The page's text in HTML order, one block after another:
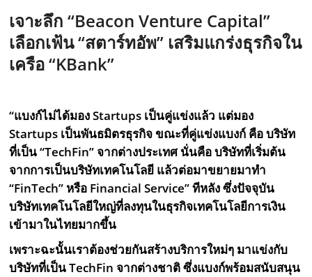
เจาะลึก “Beacon Venture Capital”
เลือกเฟ้น “สตาร์ทอัพ” เสริมแกร่งธุรกิจใน
เครือ “KBank”
“แบงก์ไม่ได้มอง Startups เป็นคู่แข่งแล้ว แต่มอง
Startups เป็นพันธมิตรธุรกิจ ขณะที่คู่แข่งแบงก์ คือ บริษัท
ที่เป็น “TechFin” จากต่างประเทศ นั่นคือ บริษัทที่เริ่มต้น
จากการเป็นบริษัทเทคโนโลยี แล้วต่อมาขยายมาทำ
“FinTech” หรือ Financial Service” ทีหลัง ซึ่งปัจจุบัน
บริษัทเทคโนโลยีใหญ่ที่ลงทุนในธุรกิจเทคโนโลยีการเงิน
เข้ามาในไทยมากขึ้น
เพราะฉะนั้นเราต้องช่วยกันสร้างบริการใหม่ๆ มาแข่งกับ
บริษัทที่เป็น TechFin จากต่างชาติ ซึ่งแบงก์พร้อมสนับสนุน